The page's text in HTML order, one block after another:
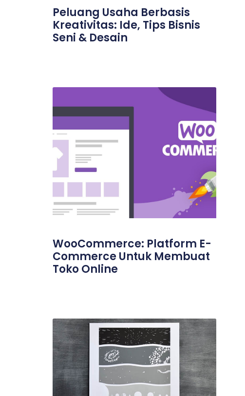
Peluang Usaha Berbasis
Kreativitas: Ide, Tips Bisnis
Seni & Desain
WooCommerce: Platform E-
Commerce Untuk Membuat
Toko Online